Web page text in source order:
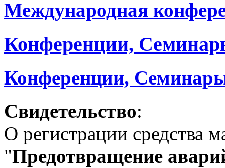
Международная
Конференции,
Конференции,
Свидетельство:
О регистрации средства
"Предотвращение